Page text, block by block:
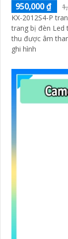
950,000 ₫
KX-2012S4-P
trang bị đèn Led
thu được âm
ghi hình